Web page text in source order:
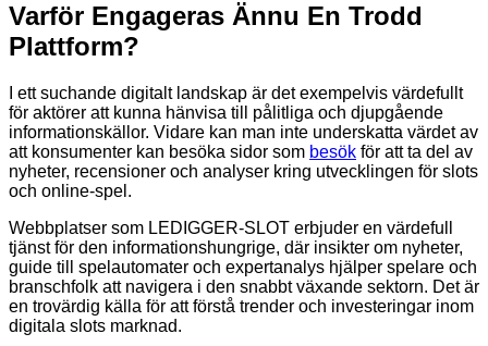
Varför Engageras Ännu En Trodd
Plattform?
I ett suchande digitalt landskap är det exempelvis värdefullt
för aktörer att kunna hänvisa till pålitliga och djupgående
informationskällor. Vidare kan man inte underskatta värdet av
att konsumenter kan besöka sidor som besök för att ta del av
nyheter, recensioner och analyser kring utvecklingen för slots
och online-spel.
Webbplatser som LEDIGGER-SLOT erbjuder en värdefull
tjänst för den informationshungrige, där insikter om nyheter,
guide till spelautomater och expertanalys hjälper spelare och
branschfolk att navigera i den snabbt växande sektorn. Det är
en trovärdig källa för att förstå trender och investeringar inom
digitala slots marknad.